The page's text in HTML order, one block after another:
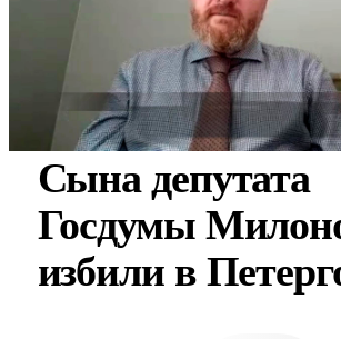
Сына депутата
Госдумы
избили в